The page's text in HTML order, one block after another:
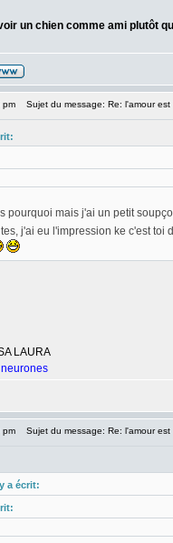
un chien comme ami plutôt
pm Sujet du message: Re: l'amour est
pourquoi mais j'ai un petit
j'ai eu l'impression ke c'est toi
LAURA
pm Sujet du message: Re: l'amour est
aécrit: